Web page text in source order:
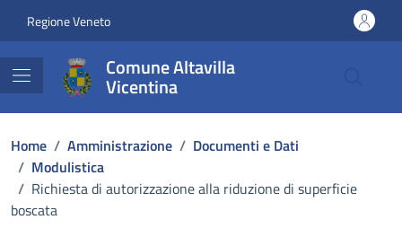
Regione Veneto
Comune Altavilla
Vicentina
Home / Amministrazione / Documenti e Dati
/ Modulistica
/ Richiesta di autorizzazione alla riduzione di superficie
boscata